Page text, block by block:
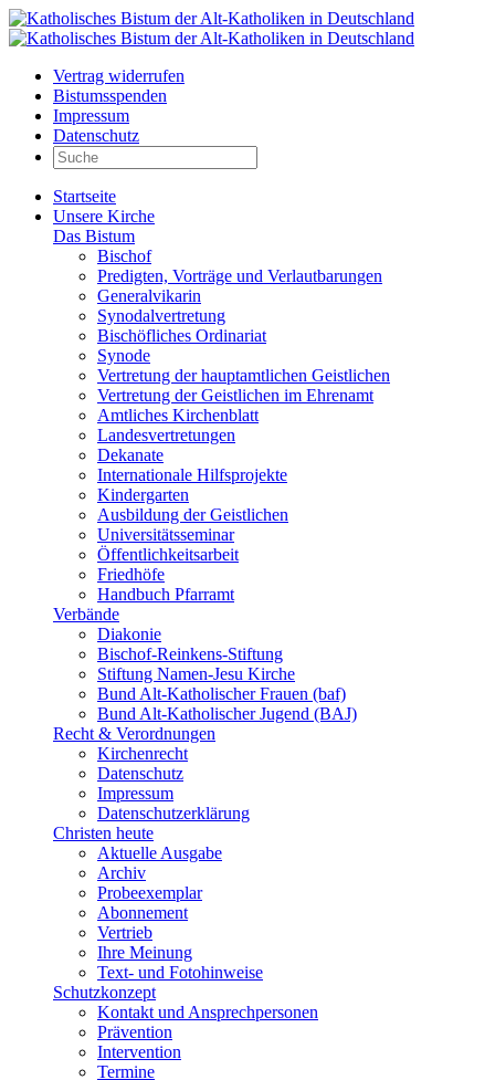
Vertrag widerrufen
Bistumsspenden
Impressum
Datenschutz
Startseite
Unsere Kirche
Das Bistum
Bischof
Predigten, Vorträge und Verlautbarungen
Generalvikarin
Synodalvertretung
Bischöfliches Ordinariat
Synode
Vertretung der hauptamtlichen Geistlichen
Vertretung der Geistlichen im Ehrenamt
Amtliches Kirchenblatt
Landesvertretungen
Dekanate
Internationale Hilfsprojekte
Kindergarten
Ausbildung der Geistlichen
Universitätsseminar
Öffentlichkeitsarbeit
Friedhöfe
Handbuch Pfarramt
Verbände
Diakonie
Bischof-Reinkens-Stiftung
Stiftung Namen-Jesu Kirche
Bund Alt-Katholischer Frauen (baf)
Bund Alt-Katholischer Jugend (BAJ)
Recht & Verordnungen
Kirchenrecht
Datenschutz
Impressum
Datenschutzerklärung
Christen heute
Aktuelle Ausgabe
Archiv
Probeexemplar
Abonnement
Vertrieb
Ihre Meinung
Text- und Fotohinweise
Schutzkonzept
Kontakt und Ansprechpersonen
Prävention
Intervention
Termine